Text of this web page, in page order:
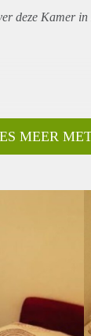
deze Kamer
MEER